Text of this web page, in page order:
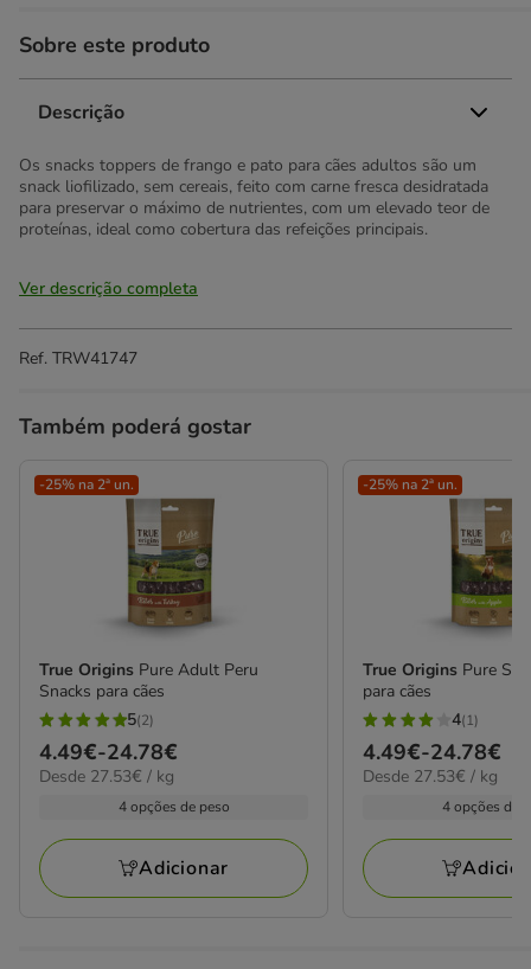
Sobre este produto
Descrição
Os snacks toppers de frango e pato para cães adultos são um
snack liofilizado, sem cereais, feito com carne fresca desidratada
para preservar o máximo de nutrientes, com um elevado teor de
proteínas, ideal como cobertura das refeições principais.
Ver descrição completa
Ref. TRW41747
Também poderá gostar
-25% na 2ª un.
True Origins Pure Adult Peru
Snacks para cães
5
estrelas
com
avaliações
5(2)
Preço
de
24.78€
4.49€-24.78€
27.53€
Desde 27.53€ / kg
4 opções de peso
Adicionar
-25% na 2ª un.
True Origins Pure
para cães
4
estrelas
com
avaliações
4(1)
Preço
de
24.78€
4.49€-24.78€
27.53€
Desde 27.53€ / kg
4 opções de